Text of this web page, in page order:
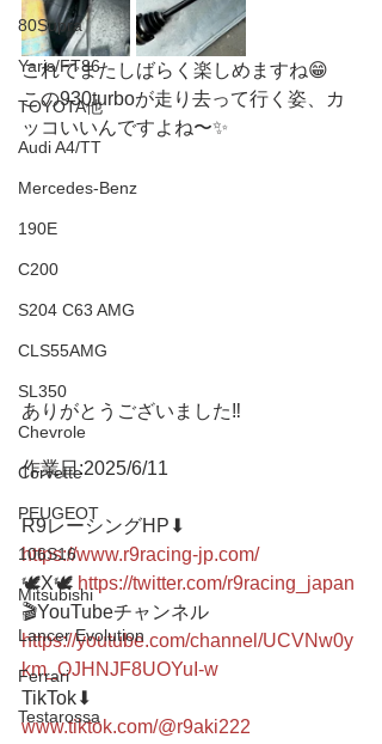
80Supra
Yaris/FT86
TOYOTA他
Audi A4/TT
Mercedes-Benz
190E
C200
S204 C63 AMG
CLS55AMG
SL350
Chevrole
Corvette
PEUGEOT
106S16
Mitsubishi
Lancer Evolution
Ferrari
Testarossa
これでまたしばらく楽しめますね😁
この930turboが走り去って行く姿、カ
ッコいいんですよね〜✨
ありがとうございました‼️
作業日:2025/6/11
R9レーシングHP⬇︎
https://www.r9racing-jp.com/
🕊X🕊 https://twitter.com/r9racing_japan
🎬YouTubeチャンネル
https://youtube.com/channel/UCVNw0y
km_OJHNJF8UOYuI-w
TikTok⬇︎
www.tiktok.com/@r9aki222